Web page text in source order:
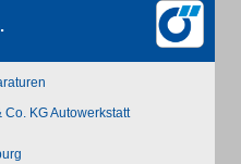
Co. KG Autowerkstatt